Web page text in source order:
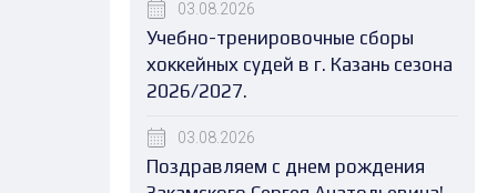
03.08.2026
Учебно-тренировочные сборы
хоккейных судей в г. Казань сезона
2026/2027.
03.08.2026
Поздравляем с днем рождения